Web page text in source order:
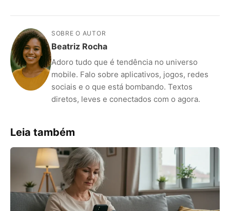
SOBRE O AUTOR
Beatriz Rocha
Adoro tudo que é tendência no universo
mobile. Falo sobre aplicativos, jogos, redes
sociais e o que está bombando. Textos
diretos, leves e conectados com o agora.
Leia também